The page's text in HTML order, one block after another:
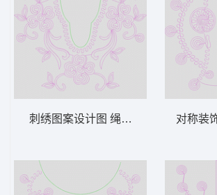
刺绣图案设计图 绳绣 盘带 链目绣 特
对称装